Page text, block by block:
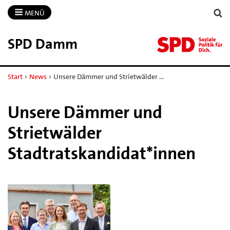
MENÜ
SPD Damm
Start › News › Unsere Dämmer und Strietwälder …
Unsere Dämmer und
Strietwälder
Stadtratskandidat*innen